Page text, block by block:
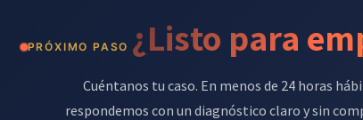
PRÓXIMO PASO ¿Listo para
Cuéntanos tu caso. En menos de 24 horas
respondemos con un diagnóstico claro y sin